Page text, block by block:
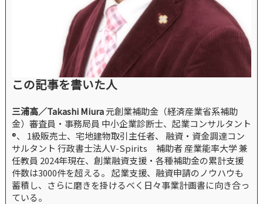
この記事を書いた人
三浦高／Takashi Miura元創業補助金（経済産業省系補助
金）審査員・事務局員 中小企業診断士、起業コンサルタント
®、 1級販売士、宅地建物取引主任者、 融資・資金調達コン
サルタント 行政書士法人V-Spirits 補助者 産業能率大学 兼
任教員 2024年現在、創業融資支援・各種補助金の累計支援
件数は3000件を超える。 起業支援、融資申請のノウハウも
蓄積し、さらに磨きを掛けるべく日々事業計画書に向き合っ
ている。